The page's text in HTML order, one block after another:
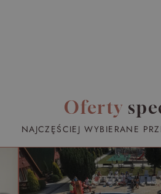
Oferty
NAJCZĘŚCIEJ WYBIERANE